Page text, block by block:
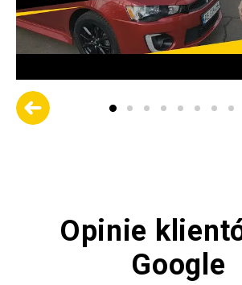
Opinie
Google